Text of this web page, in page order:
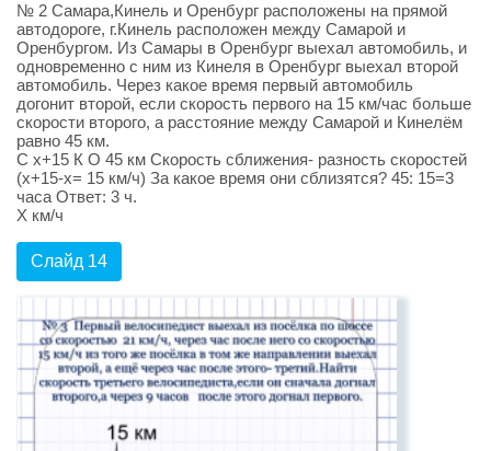
№ 2 Самара,Кинель и Оренбург расположены на прямой
автодороге, г.Кинель расположен между Самарой и
Оренбургом. Из Самары в Оренбург выехал автомобиль, и
одновременно с ним из Кинеля в Оренбург выехал второй
автомобиль. Через какое время первый автомобиль
догонит второй, если скорость первого на 15 км/час больше
скорости второго, а расстояние между Самарой и Кинелём
равно 45 км.
С х+15 К О 45 км Скорость сближения- разность скоростей
(х+15-х= 15 км/ч) За какое время они сблизятся? 45: 15=3
часа Ответ: 3 ч.
Х км/ч
Слайд 14